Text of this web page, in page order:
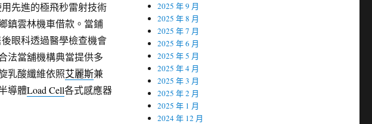
先進的極飛秒雷射技術
鎮雲林機車借款。當鋪
眼科透過醫學檢查機會
法當舖機構典當提供多
乳酸纖維依照艾麗斯兼
導體Load Cell各式感應器
2025 年 9 月
2025 年 8 月
2025 年 7 月
2025 年 6 月
2025 年 5 月
2025 年 4 月
2025 年 3 月
2025 年 2 月
2025 年 1 月
2024 年 12 月